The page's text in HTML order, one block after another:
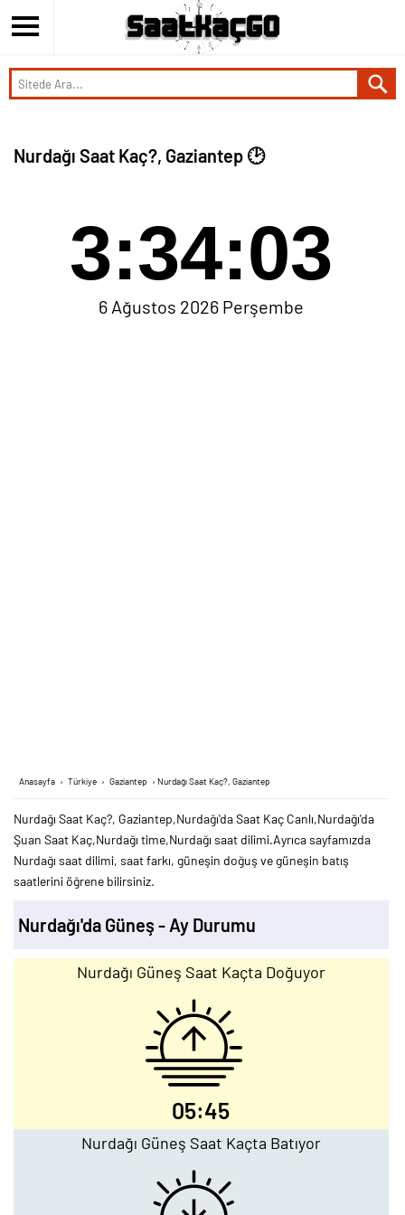
Nurdağı Saat Kaç?, Gaziantep 🕑
3:34:03
6 Ağustos 2026 Perşembe
Anasayfa › Türkiye › Gaziantep › Nurdağı Saat Kaç?, Gaziantep
Nurdağı Saat Kaç?, Gaziantep,Nurdağı'da Saat Kaç Canlı,Nurdağı'da
Şuan Saat Kaç,Nurdağı time,Nurdağı saat dilimi.Ayrıca sayfamızda
Nurdağı saat dilimi, saat farkı, güneşin doğuş ve güneşin batış
saatlerini öğrene bilirsiniz.
Nurdağı'da Güneş - Ay Durumu
Nurdağı Güneş Saat Kaçta Doğuyor
05:45
Nurdağı Güneş Saat Kaçta Batıyor